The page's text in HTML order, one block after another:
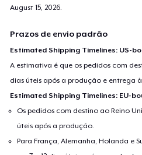
August 15, 2026
Prazos de envio padrão
Estimated Shipping Timelines: US-
A estimativa é que os pedidos com
dias úteis após a produção e entrega
Estimated Shipping Timelines: EU-
Os pedidos com destino ao Reino
úteis após a produção.
Para França, Alemanha, Holanda e